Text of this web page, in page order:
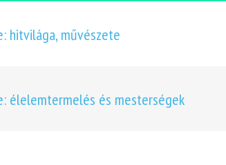
hitvilága, művészete
élelemtermelés és mesterségek